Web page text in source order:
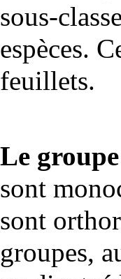
sous-
espèces.
feuillets.
Le
sont
sont
groupes,